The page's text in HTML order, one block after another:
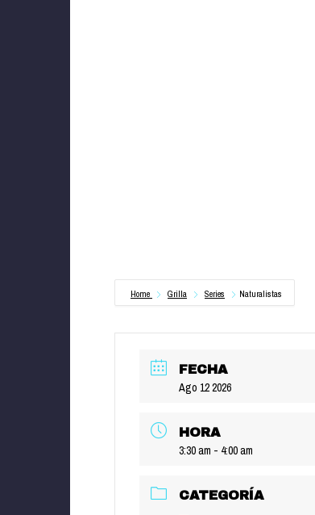
Home Grilla Series Naturalistas
FECHA
Ago 12 2026
HORA
3:30 am - 4:00 am
CATEGORÍA